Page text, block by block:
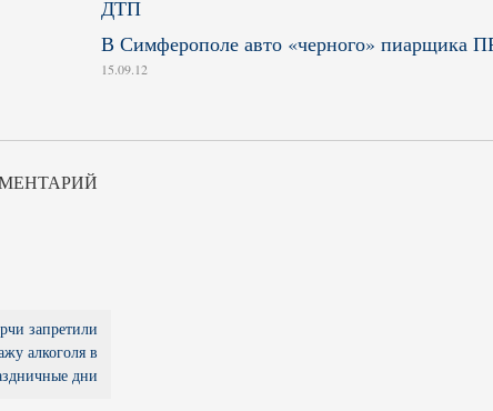
В Симферополе авто «черного» пиарщика
15.09.12
запретили
алкоголя в
дни